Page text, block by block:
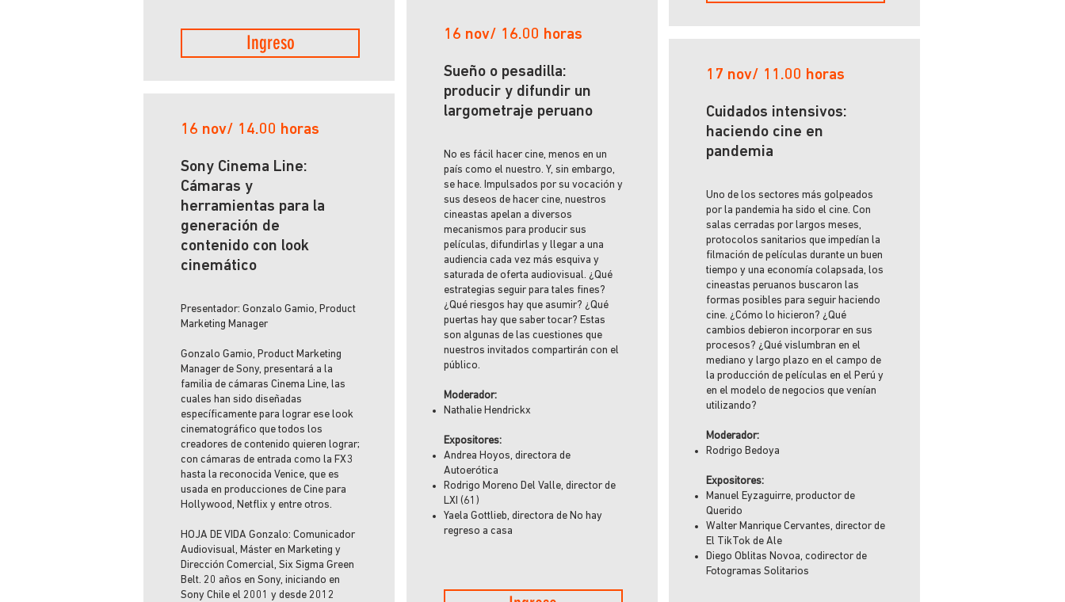
Ingreso
16 nov/ 14.00 horas
Sony Cinema Line:
Cámaras y
herramientas para la
generación de
contenido con look
cinemático
Presentador: Gonzalo Gamio, Product
Marketing Manager
Gonzalo Gamio, Product Marketing
Manager de Sony, presentará a la
familia de cámaras Cinema Line, las
cuales han sido diseñadas
específicamente para lograr ese look
cinematográfico que todos los
creadores de contenido quieren lograr;
con cámaras de entrada como la FX3
hasta la reconocida Venice, que es
usada en producciones de Cine para
Hollywood, Netflix y entre otros.
HOJA DE VIDA Gonzalo: Comunicador
Audiovisual, Máster en Marketing y
Dirección Comercial, Six Sigma Green
Belt. 20 años en Sony, iniciando en
Sony Chile el 2001 y desde 2012
16 nov/ 16.00 horas
Sueño o pesadilla:
producir y difundir un
largometraje peruano
No es fácil hacer cine, menos en un
país como el nuestro. Y, sin embargo,
se hace. Impulsados por su vocación y
sus deseos de hacer cine, nuestros
cineastas apelan a diversos
mecanismos para producir sus
películas, difundirlas y llegar a una
audiencia cada vez más esquiva y
saturada de oferta audiovisual. ¿Qué
estrategias seguir para tales fines?
¿Qué riesgos hay que asumir? ¿Qué
puertas hay que saber tocar? Estas
son algunas de las cuestiones que
nuestros invitados compartirán con el
público.
Moderador:
Nathalie Hendrickx
Expositores:
Andrea Hoyos, directora de
Autoerótica
Rodrigo Moreno Del Valle, director de
LXI (61)
Yaela Gottlieb, directora de No hay
regreso a casa
17 nov/ 11.00 horas
Cuidados intensivos:
haciendo cine en
pandemia
Uno de los sectores más golpeados
por la pandemia ha sido el cine. Con
salas cerradas por largos meses,
protocolos sanitarios que impedían la
filmación de películas durante un buen
tiempo y una economía colapsada, los
cineastas peruanos buscaron las
formas posibles para seguir haciendo
cine. ¿Cómo lo hicieron? ¿Qué
cambios debieron incorporar en sus
procesos? ¿Qué vislumbran en el
mediano y largo plazo en el campo de
la producción de películas en el Perú y
en el modelo de negocios que venían
utilizando?
Moderador:
Rodrigo Bedoya
Expositores:
Manuel Eyzaguirre, productor de
Querido
Walter Manrique Cervantes, director de
El TikTok de Ale
Diego Oblitas Novoa, codirector de
Fotogramas Solitarios